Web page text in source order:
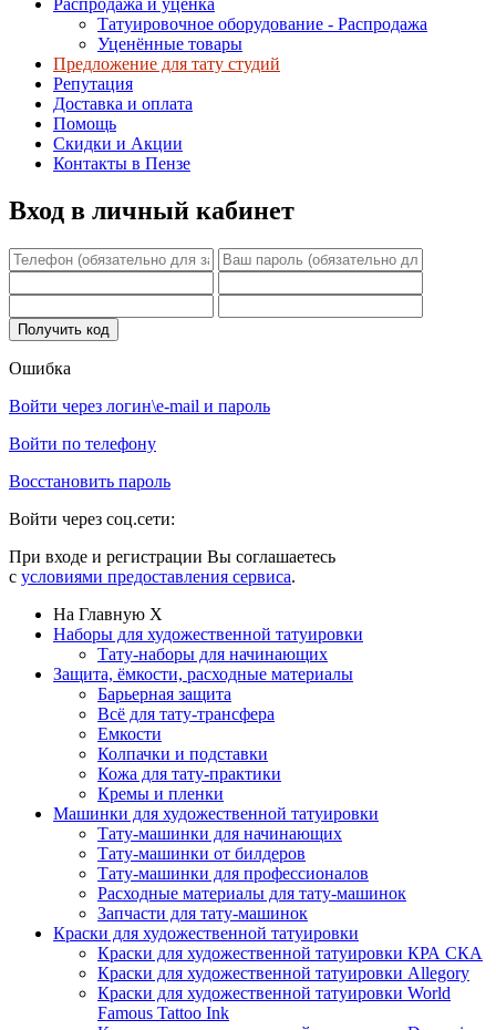
Распродажа и уценка
Татуировочное оборудование - Распродажа
Уценённые товары
Предложение для тату студий
Репутация
Доставка и оплата
Помощь
Скидки и Акции
Контакты в Пензе
Вход в личный кабинет
Ошибка
Войти через логин\e-mail и пароль
Войти по телефону
Восстановить пароль
Войти через соц.сети:
При входе и регистрации Вы соглашаетесь
с условиями предоставления сервиса.
На Главную X
Наборы для художественной татуировки
Тату-наборы для начинающих
Защита, ёмкости, расходные материалы
Барьерная защита
Всё для тату-трансфера
Емкости
Колпачки и подставки
Кожа для тату-практики
Кремы и пленки
Машинки для художественной татуировки
Тату-машинки для начинающих
Тату-машинки от билдеров
Тату-машинки для профессионалов
Расходные материалы для тату-машинок
Запчасти для тату-машинок
Краски для художественной татуировки
Краски для художественной татуировки КРА СКА
Краски для художественной татуировки Allegory
Краски для художественной татуировки World
Famous Tattoo Ink